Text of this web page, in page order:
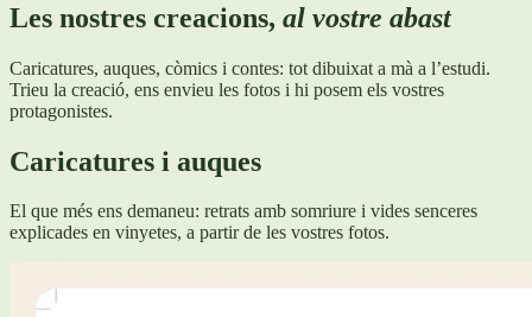
Les nostres creacions, al vostre abast
Caricatures, auques, còmics i contes: tot dibuixat a mà a l’estudi.
Trieu la creació, ens envieu les fotos i hi posem els vostres
protagonistes.
Caricatures i auques
El que més ens demaneu: retrats amb somriure i vides senceres
explicades en vinyetes, a partir de les vostres fotos.